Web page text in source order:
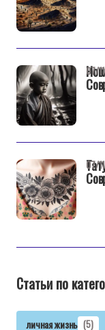
07/
07/
Статьи по
личная жизнь (5)